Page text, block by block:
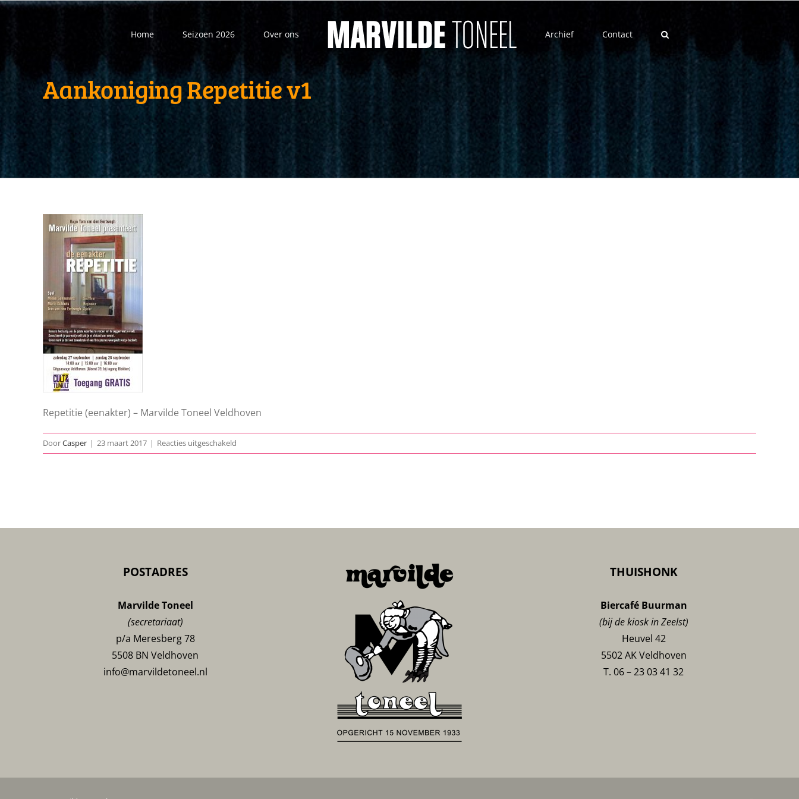
Ga
inhoud
Home Seizoen 2026 Over ons Archief Contact
Aankoniging Repetitie v1
Repetitie (eenakter) – Marvilde Toneel Veldhoven
DoorCasper | 23 maart 2017 | Reacties uitgeschakeld
Aankoniging
POSTADRES
Marvilde Toneel
(secretariaat)
p/a Meresberg 78
5508 BN Veldhoven
info@marvildetoneel.nl
THUISHONK
Biercafé Buurman
(bij de kiosk in Zeelst)
Heuvel 42
5502 AK Veldhoven
T. 06 – 23 03 41 32